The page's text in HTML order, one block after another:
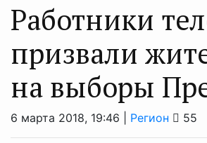
Работники
призвали
на выборы
6 марта 2018, 19:46 | Регион 55